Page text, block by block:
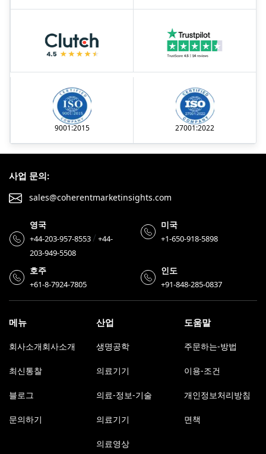
9001:2015 27001:2022
사업 문의:
sales@coherentmarketinsights.com
영국
+44-203-957-8553/+44-
203-949-5508
미국
+1-650-918-5898
호주
+61-8-7924-7805
인도
+91-848-285-0837
메뉴
회사소개회사소개
최신통찰
블로그
문의하기
산업
생명공학
의료기기
의료-정보-기술
의료기기
의료영상
도움말
주문하는-방법
이용-조건
개인정보처리방침
면책